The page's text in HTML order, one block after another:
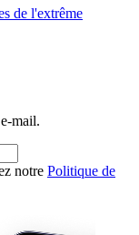
de l'extrême
mail.
notre Politique de